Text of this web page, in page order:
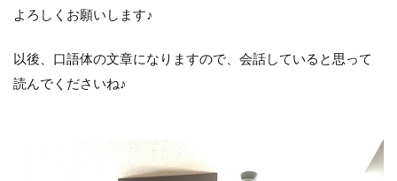
よろしくお願いします♪
以後、口語体の文章になりますので、会話していると思って
読んでくださいね♪